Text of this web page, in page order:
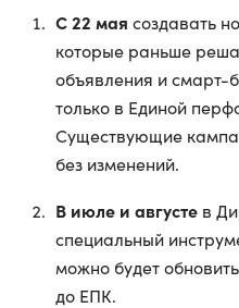
С 22 мая создавать
которые раньше
объявления и смарт-
только в Единой
Существующие
без изменений.
В июле и августе в
специальный
можно будет
до ЕПК.